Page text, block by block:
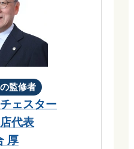
監修者
ェスター
代表
厚